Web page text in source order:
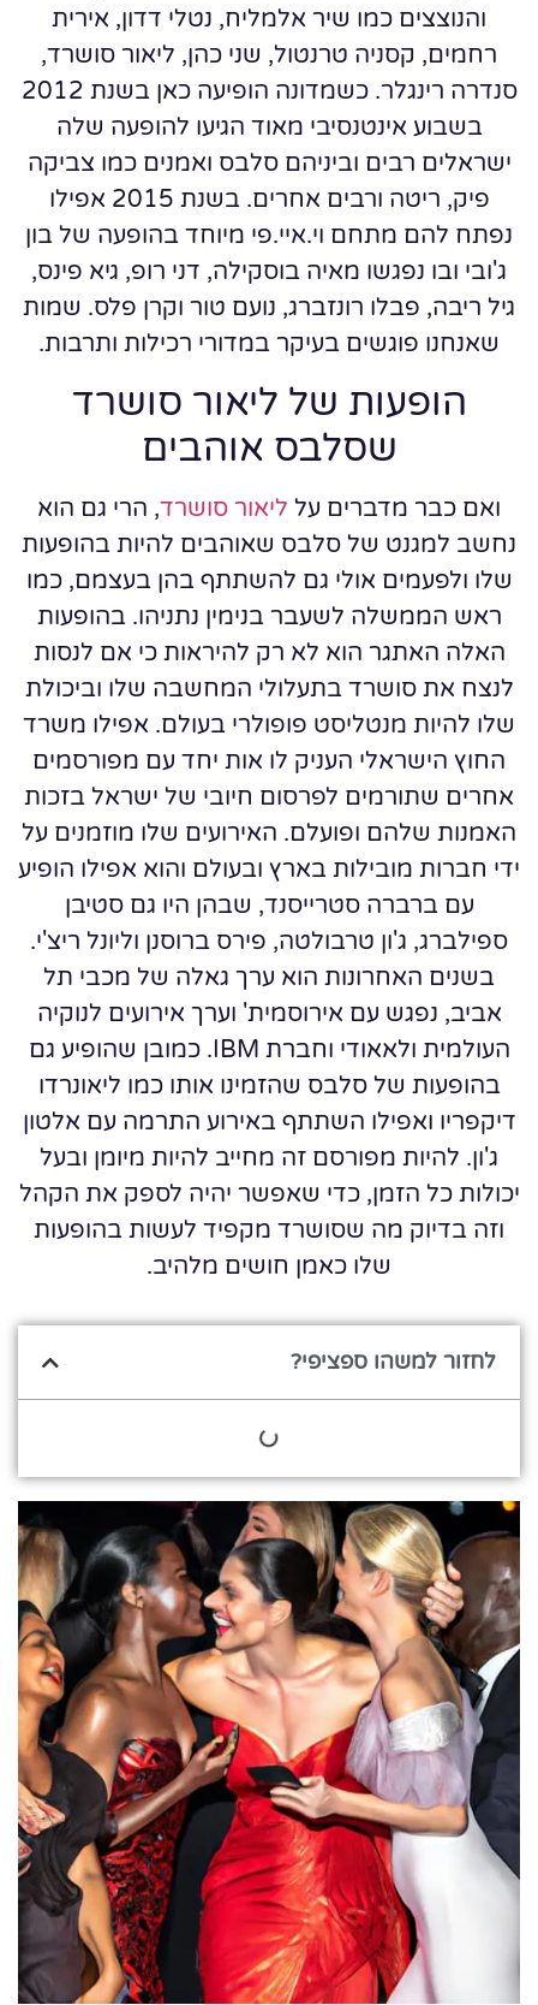
והנוצצים כמו שיר אלמליח, נטלי דדון, אירית
רחמים, קסניה טרנטול, שני כהן, ליאור סושרד,
סנדרה רינגלר. כשמדונה הופיעה כאן בשנת 2012
בשבוע אינטנסיבי מאוד הגיעו להופעה שלה
ישראלים רבים וביניהם סלבס ואמנים כמו צביקה
פיק, ריטה ורבים אחרים. בשנת 2015 אפילו
נפתח להם מתחם וי.איי.פי מיוחד בהופעה של בון
ג'ובי ובו נפגשו מאיה בוסקילה, דני רופ, גיא פינס,
גיל ריבה, פבלו רונזברג, נועם טור וקרן פלס. שמות
שאנחנו פוגשים בעיקר במדורי רכילות ותרבות.
הופעות של ליאור סושרד
שסלבס אוהבים
ואם כבר מדברים על ליאור סושרד, הרי גם הוא
נחשב למגנט של סלבס שאוהבים להיות בהופעות
שלו ולפעמים אולי גם להשתתף בהן בעצמם, כמו
ראש הממשלה לשעבר בנימין נתניהו. בהופעות
האלה האתגר הוא לא רק להיראות כי אם לנסות
לנצח את סושרד בתעלולי המחשבה שלו וביכולת
שלו להיות מנטליסט פופולרי בעולם. אפילו משרד
החוץ הישראלי העניק לו אות יחד עם מפורסמים
אחרים שתורמים לפרסום חיובי של ישראל בזכות
האמנות שלהם ופועלם. האירועים שלו מוזמנים על
ידי חברות מובילות בארץ ובעולם והוא אפילו הופיע
עם ברברה סטרייסנד, שבהן היו גם סטיבן
ספילברג, ג'ון טרבולטה, פירס ברוסנן וליונל ריצ'י.
בשנים האחרונות הוא ערך גאלה של מכבי תל
אביב, נפגש עם אירוסמית' וערך אירועים לנוקיה
העולמית ולאאודי וחברת IBM. כמובן שהופיע גם
בהופעות של סלבס שהזמינו אותו כמו ליאונרדו
דיקפריו ואפילו השתתף באירוע התרמה עם אלטון
ג'ון. להיות מפורסם זה מחייב להיות מיומן ובעל
יכולות כל הזמן, כדי שאפשר יהיה לספק את הקהל
וזה בדיוק מה שסושרד מקפיד לעשות בהופעות
שלו כאמן חושים מלהיב.
לחזור למשהו ספציפי?